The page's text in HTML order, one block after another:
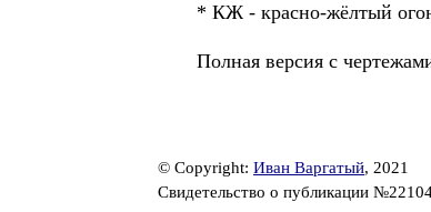
* КЖ - красно-жёлтый
Полная версия с
© Copyright: Иван Варгатый, 2021
Свидетельство о публикации